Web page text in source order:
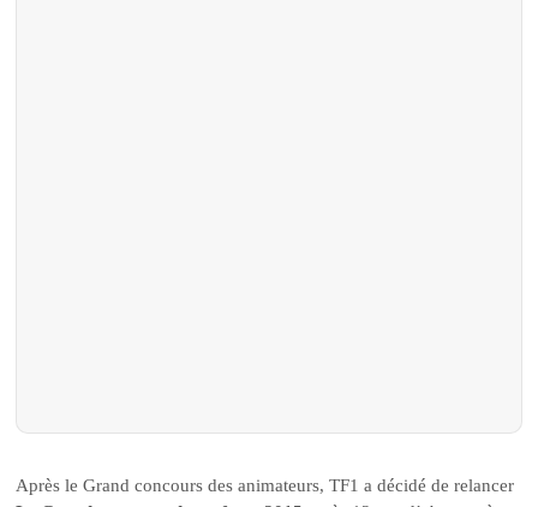
Après le Grand concours des animateurs, TF1 a décidé de relancer